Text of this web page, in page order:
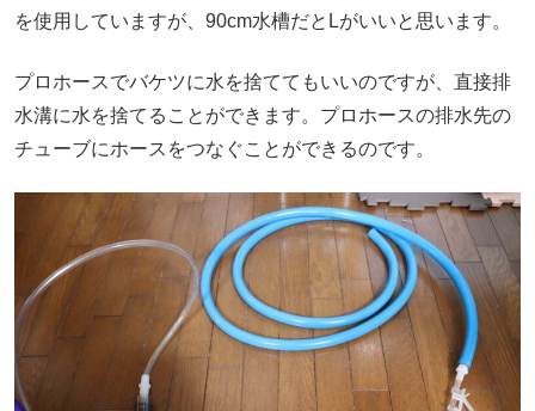
を使用していますが、90cm水槽だとLがいいと思います。
プロホースでバケツに水を捨ててもいいのですが、直接排
水溝に水を捨てることができます。プロホースの排水先の
チューブにホースをつなぐことができるのです。